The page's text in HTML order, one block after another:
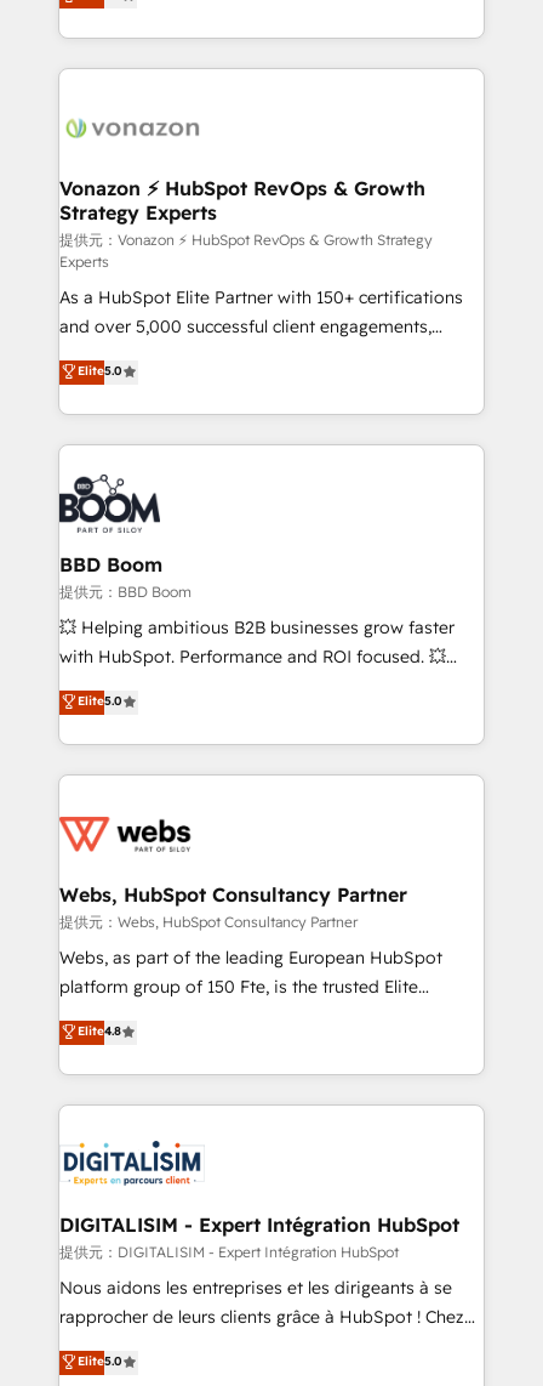
l'intégration CRM et le développement des revenus
auprès de vos comptes existants. En France et à
l'international, nous travaillons avec des ETI
delà d’une simple transformation digitale et des
➤ L’intégration de CRM et de méthodologie RevOps
pour aligner les équipes marketing, commerciales et
support client (data migration, synchronisation API,
audit et maintenance) ➤ La création de sites internet
de conversion qui transforment les visiteurs en
opportunités d'affaires ➤ La mise en place de
stratégies d'acquisition marketing (SEO, SEA,
inbound, automatisation marketing, ABM, IA,
emailing) Informations clés : - 10 ans d'expérience -
100+ intégrations CRM HubSpot réussies - 40
experts conseil - 150 certifications HubSpot
cumulées
Vonazon ⚡ HubSpot RevOps & Growth
Strategy Experts
提供元：Vonazon ⚡ HubSpot RevOps & Growth Strategy
Experts
As a HubSpot Elite Partner with 150+ certifications
and over 5,000 successful client engagements,
Vonazon turns marketing complexity into
measurable, scalable growth. From onboarding to
enterprise-grade campaigns, our in-house team
builds scalable strategies that drive long-term
revenue. ⚙️ HubSpot Integration & Optimization •
Seamless CRM, CMS, and automation setup •
Complex platform migrations and data cleanups •
Custom APIs and third-party integrations 📈 End-to-
End Revenue Acceleration • Lifecycle marketing and
pipeline growth programs • Sales enablement tools
and CRM optimization • Retention strategies with
Execution • 750+ onboardings and 2,000+
implementations • Deep expertise across marketing,
Elite5.0
BBD Boom
提供元：BBD Boom
💥 Helping ambitious B2B businesses grow faster
with HubSpot. Performance and ROI focused. 💥
BBD Boom is the HubSpot partner that can help you
to HubSpot Better. We work with your teams to
solve all your HubSpot challenges and improve user
adoption, sales process and marketing results.
the first time 🔧 Designing and optimising your
and build using HubSpot 🔌 Integrating HubSpot
with other systems 🎓 Training your teams to be
HubSpot pros 📊 Lead generation services using
HubSpot Why us? - SIX HubSpot Accreditations -
CRM, Solutions Architecture, Onboarding , Data
Migration, Custom Integration & Platform
team of 25+ experts Contact us today to help you
get more from your investment in HubSpot.
Elite5.0
Webs, HubSpot Consultancy Partner
提供元：Webs, HubSpot Consultancy Partner
Webs, as part of the leading European HubSpot
platform group of 150 Fte, is the trusted Elite
HubSpot CRM Partner offering you a roadmap on
maximizing EBITDA and achieving Commercial
Excellence. With our targeted processes, we
strengthen your digital transformation and minimize
Implementation partner, we provide expertise to
drive your business forward. Since 2015 we are fully
dedicated to HubSpot and with an experienced
team (50+), we work with reputable companies in
B2B sectors such as manufacturing, SaaS and
business services. We prepare a customized
impact of your digital transformation, including a
Elite4.8
DIGITALISIM - Expert Intégration HubSpot
提供元：DIGITALISIM - Expert Intégration HubSpot
Nous aidons les entreprises et les dirigeants à se
rapprocher de leurs clients grâce à HubSpot ! Chez
DIGITALISIM, nous avons l'intime conviction que la
réussite des entreprises passe par l’innovation web,
Elite5.0